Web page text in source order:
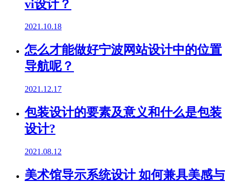
vi设计？
2021.10.18
怎么才能做好宁波网站设计中的位置
导航呢？
2021.12.17
包装设计的要素及意义和什么是包装
设计?
2021.08.12
美术馆导示系统设计 如何兼具美感与